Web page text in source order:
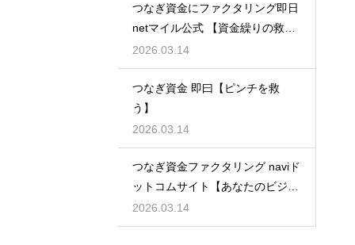
つなぎ資金にファクタリング即日
netマイル公式 【資金繰りの救世
主】
2026.03.14
つなぎ資金 即曰【ピンチを救
う】
2026.03.14
つなぎ資金ファクタリング naviド
ットコムサイト【あなたのビジネ
スを守る】
2026.03.14